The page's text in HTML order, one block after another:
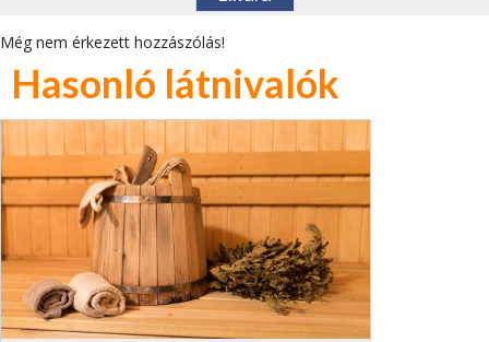
Még nem érkezett hozzászólás!
Hasonló látnivalók